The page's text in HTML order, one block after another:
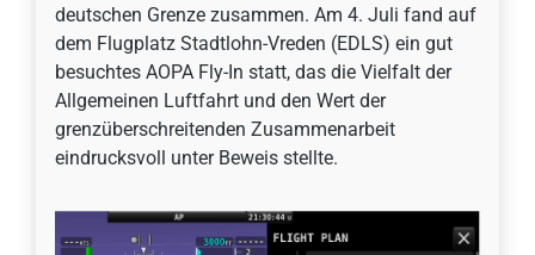
deutschen Grenze zusammen. Am 4. Juli fand auf
dem Flugplatz Stadtlohn-Vreden (EDLS) ein gut
besuchtes AOPA Fly-In statt, das die Vielfalt der
Allgemeinen Luftfahrt und den Wert der
grenzüberschreitenden Zusammenarbeit
eindrucksvoll unter Beweis stellte.